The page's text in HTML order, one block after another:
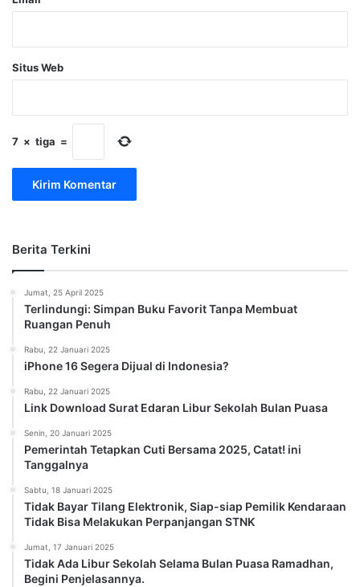
Situs Web
7 × tiga =
Berita Terkini
Jumat, 25 April 2025
Terlindungi: Simpan Buku Favorit Tanpa Membuat
Ruangan Penuh
Rabu, 22 Januari 2025
iPhone 16 Segera Dijual di Indonesia?
Rabu, 22 Januari 2025
Link Download Surat Edaran Libur Sekolah Bulan Puasa
Senin, 20 Januari 2025
Pemerintah Tetapkan Cuti Bersama 2025, Catat! ini
Tanggalnya
Sabtu, 18 Januari 2025
Tidak Bayar Tilang Elektronik, Siap-siap Pemilik Kendaraan
Tidak Bisa Melakukan Perpanjangan STNK
Jumat, 17 Januari 2025
Tidak Ada Libur Sekolah Selama Bulan Puasa Ramadhan,
Begini Penjelasannya.